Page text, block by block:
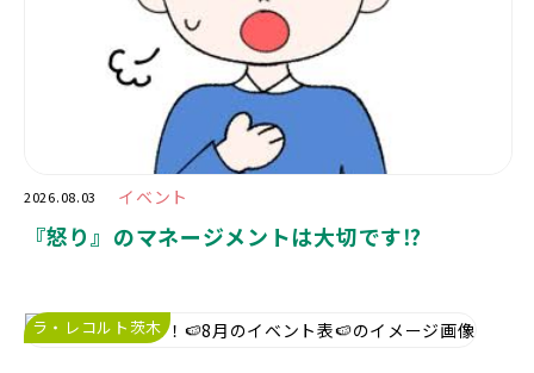
2026.08.03 イベント
『怒り』のマネージメントは大切です⁉️
ラ・レコルト茨木